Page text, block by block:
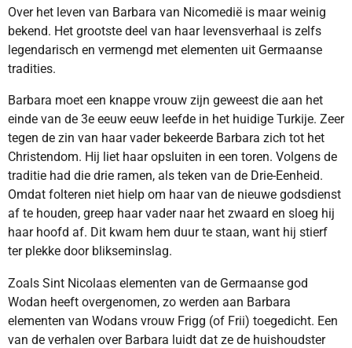
Over het leven van Barbara van Nicomedië is maar weinig
bekend. Het grootste deel van haar levensverhaal is zelfs
legendarisch en vermengd met elementen uit Germaanse
tradities.
Barbara moet een knappe vrouw zijn geweest die aan het
einde van de 3e eeuw eeuw leefde in het huidige Turkije. Zeer
tegen de zin van haar vader bekeerde Barbara zich tot het
Christendom. Hij liet haar opsluiten in een toren. Volgens de
traditie had die drie ramen, als teken van de Drie-Eenheid.
Omdat folteren niet hielp om haar van de nieuwe godsdienst
af te houden, greep haar vader naar het zwaard en sloeg hij
haar hoofd af. Dit kwam hem duur te staan, want hij stierf
ter plekke door blikseminslag.
Zoals Sint Nicolaas elementen van de Germaanse god
Wodan heeft overgenomen, zo werden aan Barbara
elementen van Wodans vrouw Frigg (of Frii) toegedicht. Een
van de verhalen over Barbara luidt dat ze de huishoudster